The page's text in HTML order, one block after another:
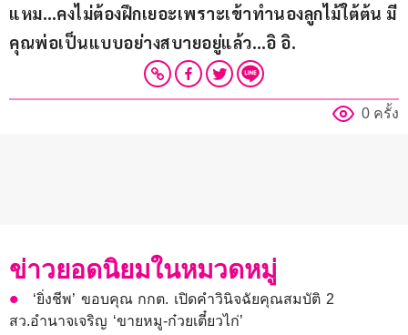
แหม…คงไม่ต้องฝึกเยอะเพราะเข้าทำนองลูกไม้ใต้ต้น มี
คุณพ่อเป็นแบบอย่างสบายอยู่แล้ว…อิ อิ.
0 ครั้ง
ข่าวยอดนิยมในหมวดหมู่
‘ยิ่งชีพ’ ขอบคุณ กกต. เปิดคำวินิจฉัยคุณสมบัติ 2
สว.อำนาจเจริญ ‘ขายหมู-ก๋วยเตี๋ยวไก่’